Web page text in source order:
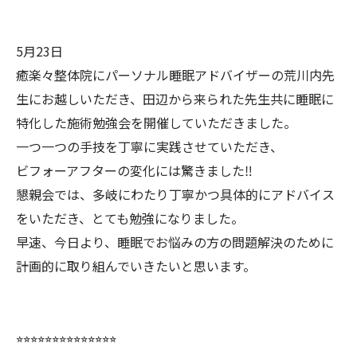
5月23日
癒楽々整体院にパーソナル睡眠アドバイザーの荒川内先
生にお越しいただき、田辺から来られた先生共に睡眠に
特化した施術勉強会を開催していただきました。
一つ一つの手技を丁寧に実践させていただき、
ビフォーアフターの変化には驚きました‼️
懇親会では、多岐にわたり丁寧かつ具体的にアドバイス
をいただき、とても勉強になりました。
早速、今日より、睡眠でお悩みの方の問題解決のために
計画的に取り組んでいきたいと思います。
⭐︎⭐︎⭐︎⭐︎⭐︎⭐︎⭐︎⭐︎⭐︎⭐︎⭐︎⭐︎⭐︎⭐︎